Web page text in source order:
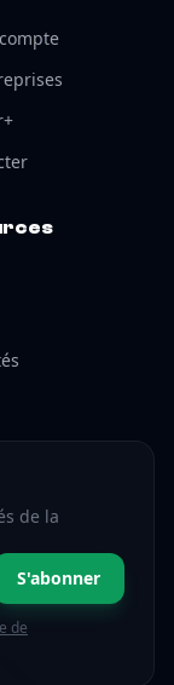
de la
S'abonner
de